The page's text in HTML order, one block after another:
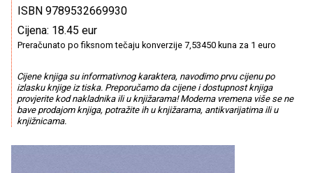
ISBN 9789532669930
Cijena: 18.45 eur
Preračunato po fiksnom tečaju konverzije 7,53450 kuna za 1 euro
Cijene knjiga su informativnog karaktera, navodimo prvu cijenu po
izlasku knjige iz tiska. Preporučamo da cijene i dostupnost knjiga
provjerite kod nakladnika ili u knjižarama! Moderna vremena više se ne
bave prodajom knjiga, potražite ih u knjižarama, antikvarijatima ili u
knjižnicama.